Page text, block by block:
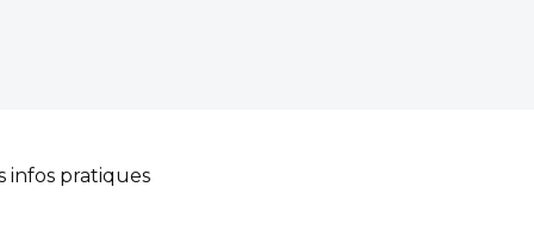
infos pratiques